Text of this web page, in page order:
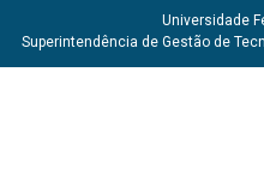
Universidade
Superintendência de Gestão de